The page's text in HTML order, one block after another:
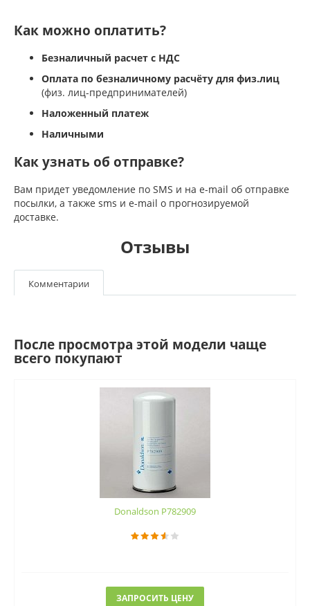
Как можно оплатить?
Безналичный расчет с НДС
Оплата по безналичному расчёту для физ.лиц
(физ. лиц-предпринимателей)
Наложенный платеж
Наличными
Как узнать об отправке?
Вам придет уведомление по SMS и на e-mail об отправке
посылки, а также sms и e-mail о прогнозируемой
доставке.
Отзывы
Комментарии
После просмотра этой модели чаще
всего покупают
Donaldson P782909
ЗАПРОСИТЬ ЦЕНУ